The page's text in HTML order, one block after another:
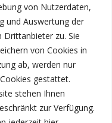
von Nutzerdaten,
und Auswertung der
zu. Sie
von Cookies in
ab, werden nur
gestattet.
stehen Ihnen
zur Verfügung.